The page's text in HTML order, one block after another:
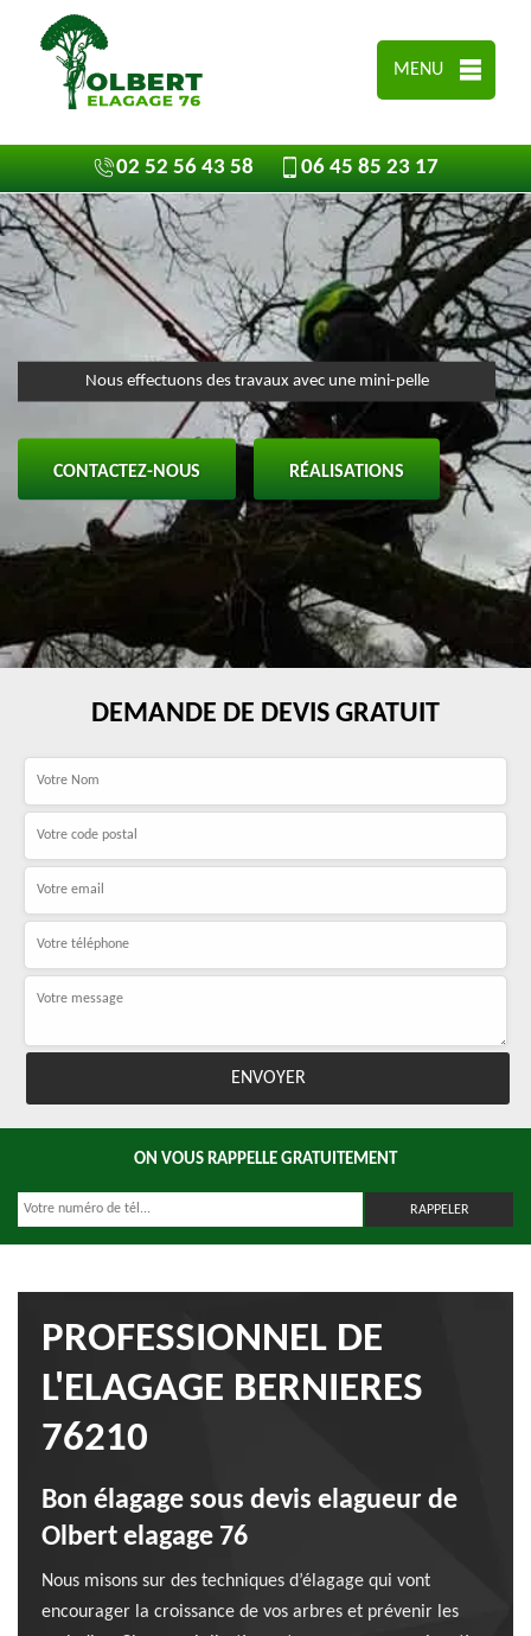
MENU
02 52 56 43 58 06 45 85 23 17
Nous effectuons des travaux avec une mini-pelle
CONTACTEZ-NOUS RÉALISATIONS
DEMANDE DE DEVIS GRATUIT
ON VOUS RAPPELLE GRATUITEMENT
PROFESSIONNEL DE
L'ELAGAGE BERNIERES
76210
Bon élagage sous devis elagueur de
Olbert elagage 76
Nous misons sur des techniques d’élagage qui vont
encourager la croissance de vos arbres et prévenir les